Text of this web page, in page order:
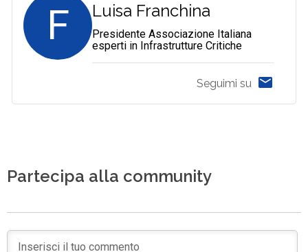
F Luisa Franchina
Presidente Associazione Italiana
esperti in Infrastrutture Critiche
Seguimi su
Partecipa alla community